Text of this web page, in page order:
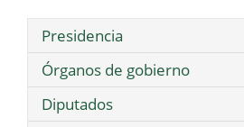
Presidencia
Órganos de gobierno
Diputados